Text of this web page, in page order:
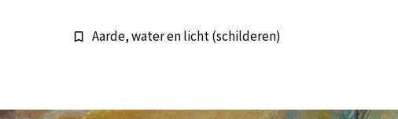
bookmark_border Aarde, water en licht (schilderen)